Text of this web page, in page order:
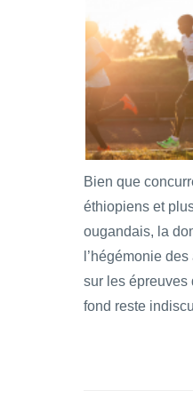
Bien que
éthiopiens et
ougandais, la
l’hégémonie
sur les épreuves
fond reste